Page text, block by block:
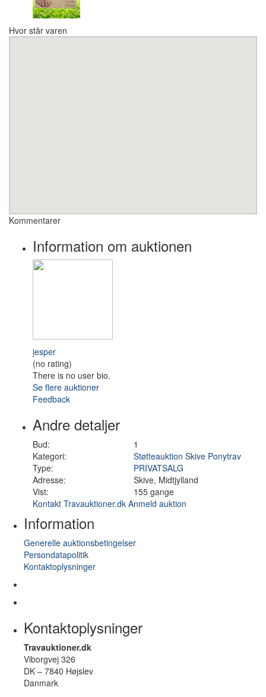
Hvor står varen
Kommentarer
Information om auktionen
jesper
(no rating)
There is no user bio.
Se flere auktioner
Feedback
Andre detaljer
Bud:
1
Kategori:
Støtteauktion Skive Ponytrav
Type:
PRIVATSALG
Adresse:
Skive, Midtjylland
Vist:
155 gange
Kontakt Travauktioner.dk Anmeld auktion
Information
Generelle auktionsbetingelser
Persondatapolitik
Kontaktoplysninger
Kontaktoplysninger
Travauktioner.dk
Viborgvej 326
DK – 7840 Højslev
Danmark